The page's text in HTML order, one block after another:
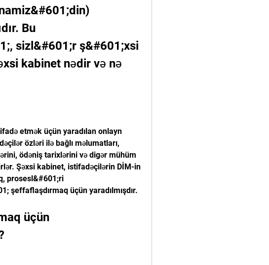
Bu
sizl&#601;r ş&#601;xsi
kabinet nədir və nə
etmək üçün yaradılan onlayn
özləri ilə bağlı məlumatları,
ödəniş tarixlərini və digər mühüm
Şəxsi kabinet, istifadəçilərin DİM-in
prosesl&#601;ri
şeffaflaşdırmaq üçün yaradılmışdır.